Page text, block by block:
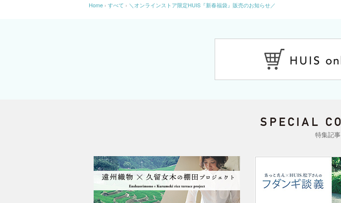
Home › すべて › ＼オンラインストア限定HUIS『新春福袋』販売のお知らせ／
特集記事